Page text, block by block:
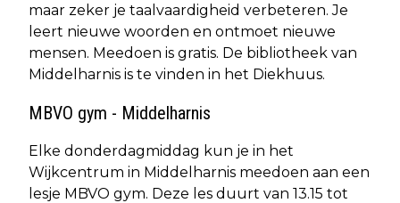
maar zeker je taalvaardigheid verbeteren. Je
leert nieuwe woorden en ontmoet nieuwe
mensen. Meedoen is gratis. De bibliotheek van
Middelharnis is te vinden in het Diekhuus.
MBVO gym - Middelharnis
Elke donderdagmiddag kun je in het
Wijkcentrum in Middelharnis meedoen aan een
lesje MBVO gym. Deze les duurt van 13.15 tot